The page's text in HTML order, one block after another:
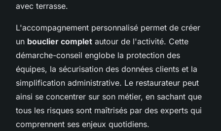
avec terrasse.
L'accompagnement personnalisé permet de créer
un bouclier complet autour de l'activité. Cette
démarche-conseil englobe la protection des
équipes, la sécurisation des données clients et la
simplification administrative. Le restaurateur peut
ainsi se concentrer sur son métier, en sachant que
tous les risques sont maîtrisés par des experts qui
comprennent ses enjeux quotidiens.